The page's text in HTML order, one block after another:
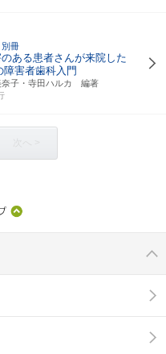
別冊
ある患者さんが来院した
害者歯科入門
奈子・寺田ハルカ 編著